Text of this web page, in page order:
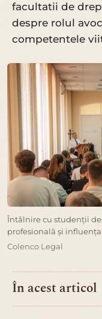
facultatii de
despre rolul
competentele
Întâlnire cu studenții
profesională și
Colenco Legal
În acest articol